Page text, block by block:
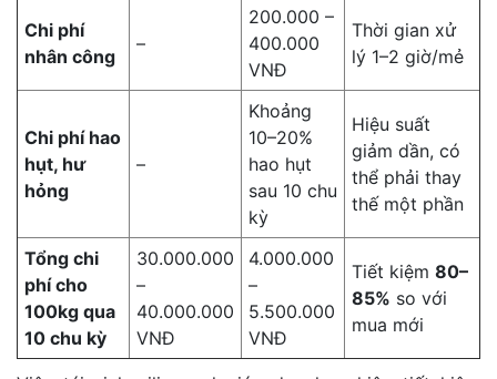
Chi phí
nhân công
–
200.000 –
400.000
VNĐ
Thời gian xử
lý 1–2 giờ/mẻ
Chi phí hao
hụt, hư
hỏng
–
Khoảng
10–20%
hao hụt
sau 10 chu
kỳ
Hiệu suất
giảm dần, có
thể phải thay
thế một phần
Tổng chi
phí cho
100kg qua
10 chu kỳ
30.000.000
–
40.000.000
VNĐ
4.000.000
–
5.500.000
VNĐ
Tiết kiệm 80–
85% so với
mua mới